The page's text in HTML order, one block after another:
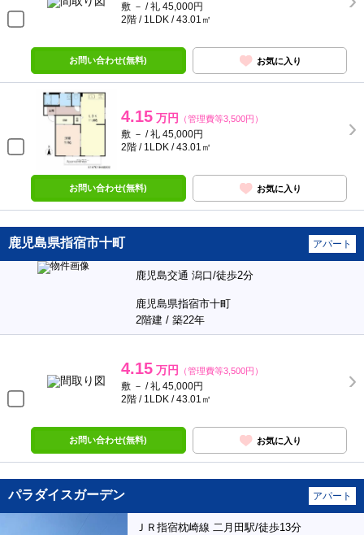
敷 － / 礼 45,000円
2階 / 1LDK / 43.01㎡
お問い合わせ(無料) お気に入り
4.15 万円 （管理費等3,500円）
敷 － / 礼 45,000円
2階 / 1LDK / 43.01㎡
お問い合わせ(無料) お気に入り
鹿児島県指宿市十町 アパート
鹿児島交通 潟口/徒歩2分
鹿児島県指宿市十町
2階建 / 築22年
4.15 万円 （管理費等3,500円）
敷 － / 礼 45,000円
2階 / 1LDK / 43.01㎡
お問い合わせ(無料) お気に入り
パラダイスガーデン アパート
ＪＲ指宿枕崎線 二月田駅/徒歩13分